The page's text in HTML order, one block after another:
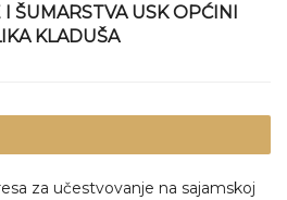
ŠUMARSTVA USK OPĆINI
KLADUŠA
za učestvovanje na sajamskoj